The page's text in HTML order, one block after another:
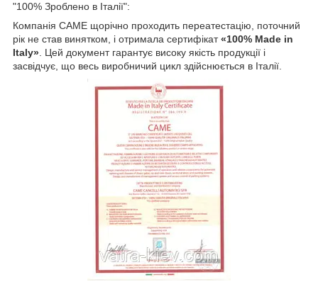
"100% Зроблено в Італії":
Компанія CAME щорічно проходить переатестацію, поточний
рік не став винятком, і отримала сертифікат«100% Made in
Italy». Цей документ гарантує високу якість продукції і
засвідчує, що весь виробничий цикл здійснюється в Італії.